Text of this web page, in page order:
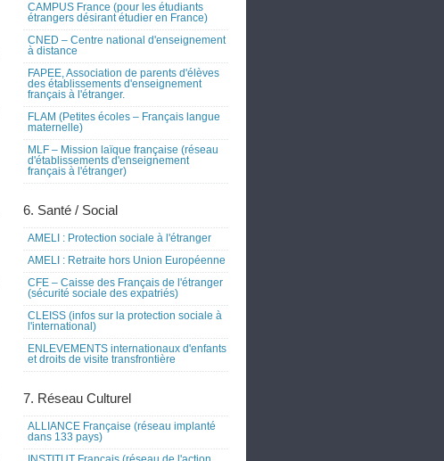
CAMPUS France (pour les étudiants
étrangers désirant étudier en France)
CNED – Centre national d'enseignement
à distance
FAPEE, Association de parents d'élèves
des établissements d'enseignement
français à l'étranger.
FLAM (Petites écoles – Français langue
maternelle)
MLF – Mission laïque française (réseau
d'établissements d'enseignement
français à l'étranger)
6. Santé / Social
AMELI : Protection sociale à l'étranger
AMELI : Retraite hors Union Européenne
CFE – Caisse des Français de l'étranger
(sécurité sociale des expatriés)
CLEISS (infos sur la protection sociale à
l'international)
ENLEVEMENTS internationaux d'enfants
et droits de visite transfrontière
7. Réseau Culturel
ALLIANCE Française (réseau implanté
dans 133 pays)